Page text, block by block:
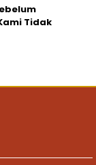
Tidak